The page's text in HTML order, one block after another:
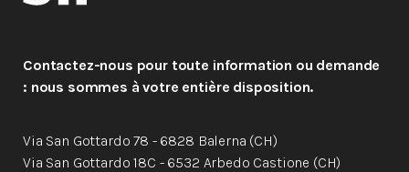
Contactez-nous pour toute information ou demande
: nous sommes à votre entière disposition.
Via San Gottardo 78 - 6828 Balerna (CH)
Via San Gottardo 18C - 6532 Arbedo Castione (CH)